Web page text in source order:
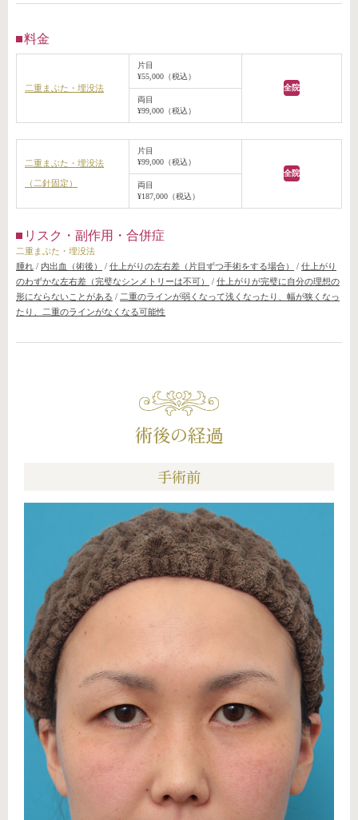
料金
二重まぶた・埋没法
片目
¥55,000（税込）
全院
両目
¥99,000（税込）
二重まぶた・埋没法
（二針固定）
片目
¥99,000（税込）
全院
両目
¥187,000（税込）
リスク・副作用・合併症
二重まぶた・埋没法
腫れ / 内出血（術後） / 仕上がりの左右差（片目ずつ手術をする場合） / 仕上がり
のわずかな左右差（完璧なシンメトリーは不可）
/ 仕上がりが完璧に自分の理想の
形にならないことがある / 二重のラインが弱くなって浅くなったり、幅が狭くなっ
たり、二重のラインがなくなる可能性
術後の経過
手術前